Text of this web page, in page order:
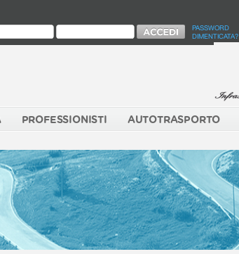
PASSWORD
DIMENTICATA?
PROFESSIONISTI AUTOTRASPORTO